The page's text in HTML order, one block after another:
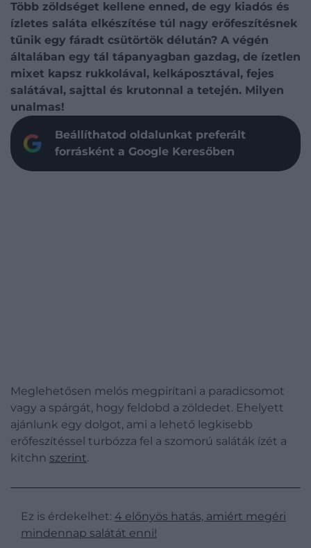
Több zöldséget kellene enned, de egy kiadós és
ízletes saláta elkészítése túl nagy erőfeszítésnek
tűnik egy fáradt csütörtök délután? A végén
általában egy tál tápanyagban gazdag, de ízetlen
mixet kapsz rukkolával, kelkáposztával, fejes
salátával, sajttal és krutonnal a tetején. Milyen
unalmas!
Beállíthatod oldalunkat preferált
forrásként a Google Keresőben
Meglehetősen melós megpirítani a paradicsomot
vagy a spárgát, hogy feldobd a zöldedet. Ehelyett
ajánlunk egy dolgot, ami a lehető legkisebb
erőfeszítéssel turbózza fel a szomorú saláták ízét a
kitchn szerint.
Ez is érdekelhet: 4 előnyös hatás, amiért megéri
mindennap salátát enni!